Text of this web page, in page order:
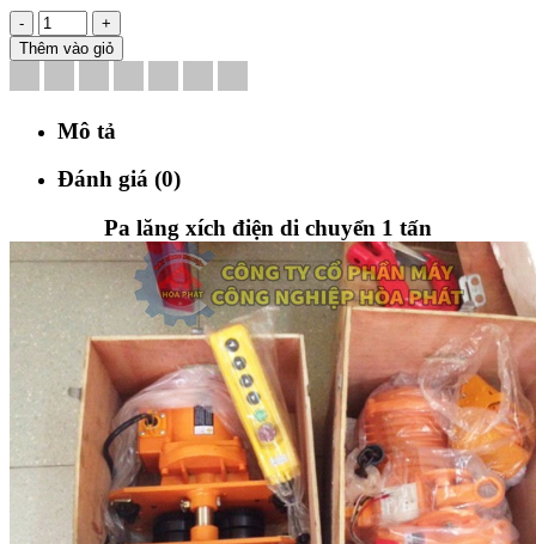
-
+
Thêm vào giỏ
Mô tả
Đánh giá (0)
Pa lăng xích điện di chuyển 1 tấn